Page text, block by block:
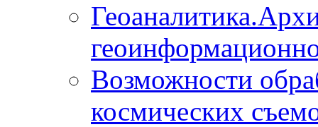
Возможности
космических